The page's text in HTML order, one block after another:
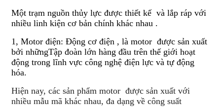
Một trạm nguồn thủy lực được thiết kế và lắp ráp với
nhiều linh kiện cơ bản chính khác nhau .
1, Motor điện: Động cơ điện , là motor được sản xuất
bởi nhữngTập đoàn lớn hàng đầu trên thế giới hoạt
động trong lĩnh vực công nghệ điện lực và tự động
hóa.
Hiện nay, các sản phẩm motor được sản xuất với
nhiều mẫu mã khác nhau, đa dạng về công suất